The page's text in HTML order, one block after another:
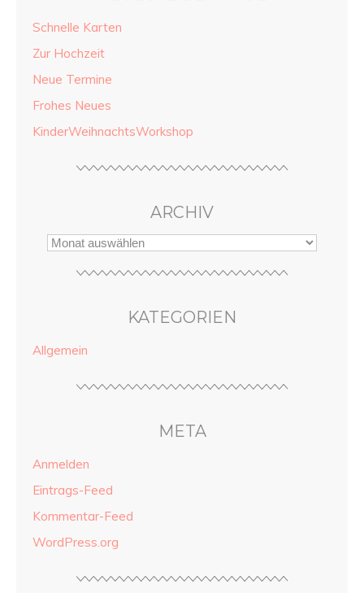
Schnelle Karten
Zur Hochzeit
Neue Termine
Frohes Neues
KinderWeihnachtsWorkshop
ARCHIV
KATEGORIEN
Allgemein
META
Anmelden
Eintrags-Feed
Kommentar-Feed
WordPress.org